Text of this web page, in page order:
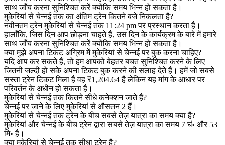
साथ जाँच करना सुनिश्चित करें क्योंकि समय भिन्न हो सकता है।
मुकेरियां से चेन्नई तक का अंतिम ट्रेन कितने बजे निकलता है?
नवीनतम ट्रेन मुकेरियां से चेन्नई तक 11:24 pm पर प्रस्थान करता है।
हालाँकि, जिस दिन आप छोड़ना चाहते हैं, उस दिन के कार्यक्रम के बारे में हमारे
साथ जाँच करना सुनिश्चित करें क्योंकि समय भिन्न हो सकता है।
क्या मुझे अपना टिकट अग्रिम में मुकेरियां से चेन्नई पर बुक करना चाहिए?
यदि आप कर सकते हैं, तो हम आपको बेहतर बचत सुनिश्चित करने के लिए
जितनी जल्दी हो सके अपना टिकट बुक करने की सलाह देते हैं। हमें जो सबसे
सस्ता ट्रेन टिकट मिला है वह ₹1,204.64 है लेकिन यह मांग के आधार पर
परिवर्तन के अधीन हो सकता है।
मुकेरियां से चेन्नई तक कितने सीधे कनेक्शन जाते हैं?
चेन्नई पर जाने के लिए मुकेरियां से औसतन 2 हैं।
मुकेरियां से चेन्नई तक ट्रेन के बीच सबसे तेज़ यात्रा का समय क्या है?
मुकेरियां और चेन्नई के बीच ट्रेन द्वारा सबसे तेज़ यात्रा का समय 7 घं॰ और 53
मि॰ है।
क्या मुकेरियां से चेन्नई तक सीधा ट्रेन है?